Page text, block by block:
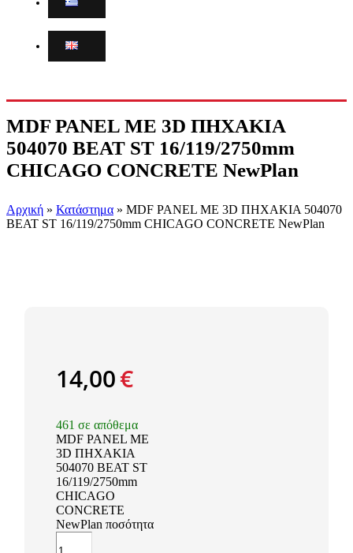
MDF PANEL ΜΕ 3D ΠΗΧΑΚΙΑ
504070 BEAT ST 16/119/2750mm
CHICAGO CONCRETE NewPlan
Αρχική » Κατάστημα » MDF PANEL ΜΕ 3D ΠΗΧΑΚΙΑ 504070
BEAT ST 16/119/2750mm CHICAGO CONCRETE NewPlan
14,00€
461 σε απόθεμα
MDF PANEL ΜΕ
3D ΠΗΧΑΚΙΑ
504070 BEAT ST
16/119/2750mm
CHICAGO
CONCRETE
NewPlan ποσότητα